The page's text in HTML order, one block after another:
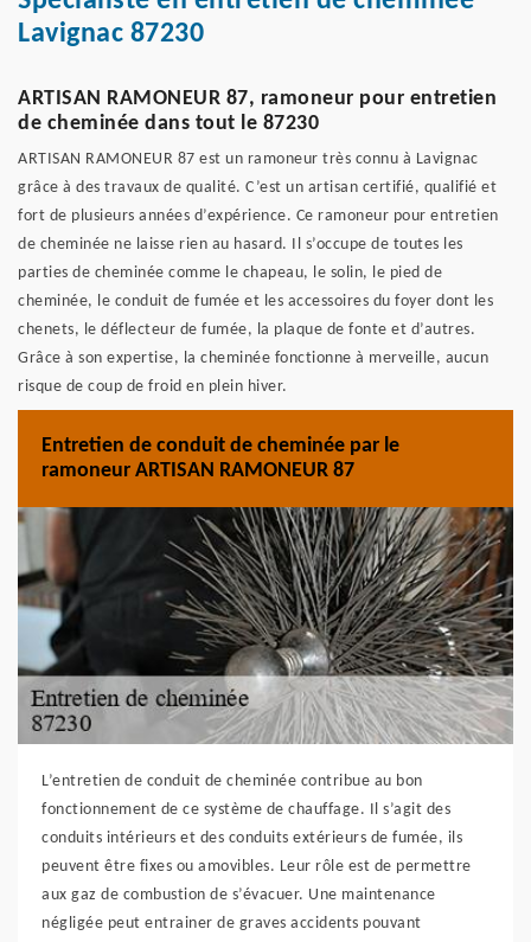
Lavignac 87230
ARTISAN RAMONEUR 87, ramoneur pour entretien
de cheminée dans tout le 87230
ARTISAN RAMONEUR 87 est un ramoneur très connu à Lavignac
grâce à des travaux de qualité. C’est un artisan certifié, qualifié et
fort de plusieurs années d’expérience. Ce ramoneur pour entretien
de cheminée ne laisse rien au hasard. Il s’occupe de toutes les
parties de cheminée comme le chapeau, le solin, le pied de
cheminée, le conduit de fumée et les accessoires du foyer dont les
chenets, le déflecteur de fumée, la plaque de fonte et d’autres.
Grâce à son expertise, la cheminée fonctionne à merveille, aucun
risque de coup de froid en plein hiver.
Entretien de conduit de cheminée par le
ramoneur ARTISAN RAMONEUR 87
L’entretien de conduit de cheminée contribue au bon
fonctionnement de ce système de chauffage. Il s’agit des
conduits intérieurs et des conduits extérieurs de fumée, ils
peuvent être fixes ou amovibles. Leur rôle est de permettre
aux gaz de combustion de s’évacuer. Une maintenance
négligée peut entrainer de graves accidents pouvant